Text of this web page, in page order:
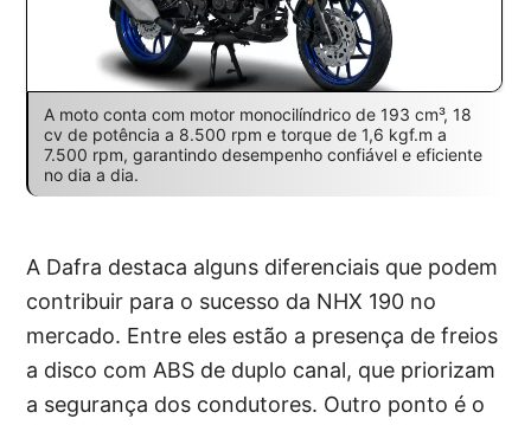
A moto conta com motor monocilíndrico de 193 cm³, 18
cv de potência a 8.500 rpm e torque de 1,6 kgf.m a
7.500 rpm, garantindo desempenho confiável e eficiente
no dia a dia.
A Dafra destaca alguns diferenciais que podem
contribuir para o sucesso da NHX 190 no
mercado. Entre eles estão a presença de freios
a disco com ABS de duplo canal, que priorizam
a segurança dos condutores. Outro ponto é o